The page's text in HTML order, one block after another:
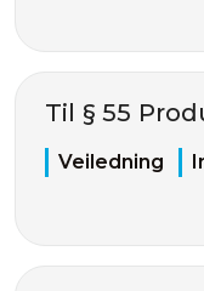
Til § 55
Veiledning